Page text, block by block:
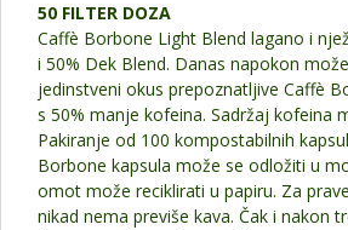
50 FILTER DOZA
Caffè Borbone Light Blend lagano i
i 50% Dek Blend. Danas napokon
jedinstveni okus prepoznatljive Caffè
s 50% manje kofeina. Sadržaj kofeina
Pakiranje od 100 kompostabilnih
Borbone kapsula može se odložiti u
omot može reciklirati u papiru. Za
nikad nema previše kava. Čak i nakon